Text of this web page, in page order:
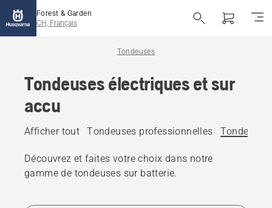
Forest & Garden
CH, Français
Tondeuses
Tondeuses électriques et sur
accu
Afficher tout Tondeuses professionnelles
Découvrez et faites votre choix dans notre
gamme de tondeuses sur batterie.